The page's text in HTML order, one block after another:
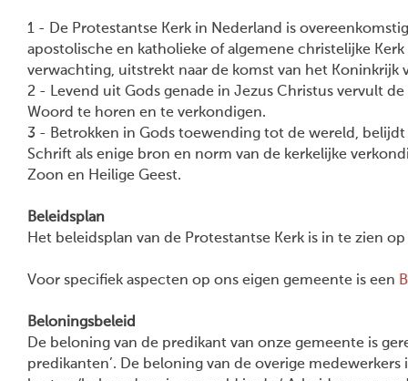
1 - De Protestantse Kerk in Nederland is
apostolische en katholieke of algemene christelijke
verwachting, uitstrekt naar de komst van het Koninkrijk
2 - Levend uit Gods genade in Jezus Christus vervult
Woord te horen en te verkondigen.
3 - Betrokken in Gods toewending tot de wereld,
Schrift als enige bron en norm van de kerkelijke
Zoon en Heilige Geest.
Beleidsplan
Het beleidsplan van de Protestantse Kerk is in te zien op
Voor specifiek aspecten op ons eigen gemeente is een
Beloningsbeleid
De beloning van de predikant van onze gemeente is
predikanten’. De beloning van de overige